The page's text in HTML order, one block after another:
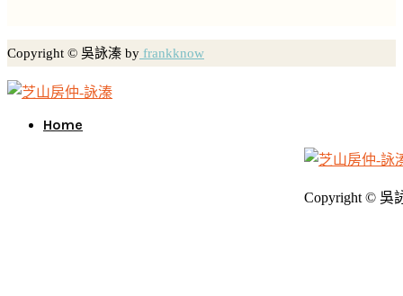
Copyright © 吳詠溱 by frankknow
Home
Copyright © 吳